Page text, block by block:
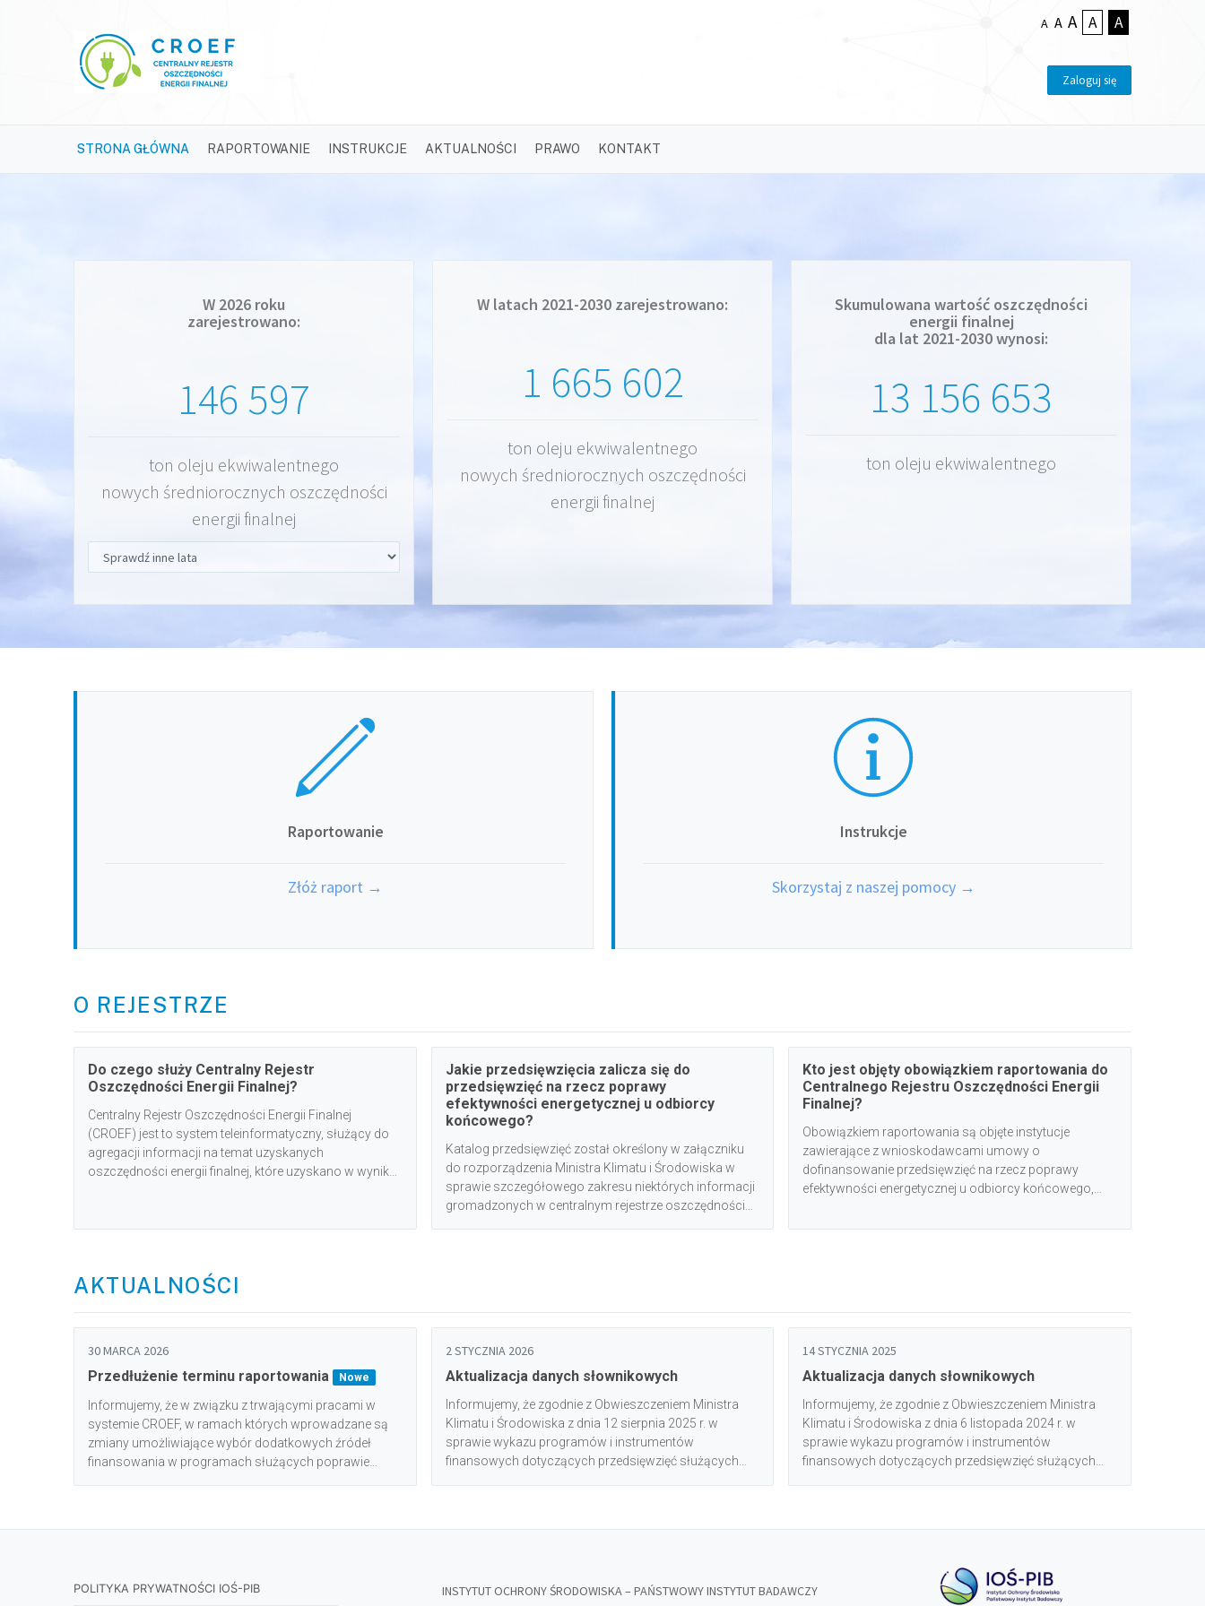
A A A A A
Zaloguj się
STRONA GŁÓWNA (CURRENT)
RAPORTOWANIE INSTRUKCJE AKTUALNOŚCI PRAWO KONTAKT
W 2026 roku
zarejestrowano:
146 597
ton oleju ekwiwalentnego
nowych średniorocznych oszczędności
energii finalnej
W latach 2021-2030 zarejestrowano:
1 665 602
ton oleju ekwiwalentnego
nowych średniorocznych oszczędności
energii finalnej
Skumulowana wartość oszczędności
energii finalnej
dla lat 2021-2030 wynosi:
13 156 653
ton oleju ekwiwalentnego
Raportowanie
Złóż raport →
Instrukcje
Skorzystaj z naszej pomocy →
O REJESTRZE
Do czego służy Centralny Rejestr
Oszczędności Energii Finalnej?
Centralny Rejestr Oszczędności Energii Finalnej
(CROEF) jest to system teleinformatyczny, służący do
agregacji informacji na temat uzyskanych
oszczędności energii finalnej, które uzyskano w wyniku
raportowania przedsięwzięć realizowanych w ramach
sprawie wykazu programów i instrumentów
ww. Obwieszczeniu, nie zostały objęte obowiązkiem
raportowania.
Jakie przedsięwzięcia zalicza się do
przedsięwzięć na rzecz poprawy
efektywności energetycznej u odbiorcy
końcowego?
Katalog przedsięwzięć został określony w załączniku
do rozporządzenia Ministra Klimatu i Środowiska w
sprawie szczegółowego zakresu niektórych informacji
gromadzonych w centralnym rejestrze oszczędności
Kto jest objęty obowiązkiem raportowania do
Centralnego Rejestru Oszczędności Energii
Finalnej?
Obowiązkiem raportowania są objęte instytucje
zawierające z wnioskodawcami umowy o
dofinansowanie przedsięwzięć na rzecz poprawy
efektywności energetycznej u odbiorcy końcowego,
AKTUALNOŚCI
30 MARCA 2026
Przedłużenie terminu raportowania Nowe
Informujemy, że w związku z trwającymi pracami w
systemie CROEF, w ramach których wprowadzane są
zmiany umożliwiające wybór dodatkowych źródeł
finansowania w programach służących poprawie
2 STYCZNIA 2026
Aktualizacja danych słownikowych
Informujemy, że zgodnie z Obwieszczeniem Ministra
Klimatu i Środowiska z dnia 12 sierpnia 2025 r. w
sprawie wykazu programów i instrumentów
finansowych dotyczących przedsięwzięć służących
Instrukcje (plik <a href="/files/Zalacznik_2_-
14 STYCZNIA 2025
Aktualizacja danych słownikowych
Informujemy, że zgodnie z Obwieszczeniem Ministra
Klimatu i Środowiska z dnia 6 listopada 2024 r. w
sprawie wykazu programów i instrumentów
finansowych dotyczących przedsięwzięć służących
wartości słownikowe są dostępne w zakładce
Instrukcje (plik Załącznik 2 - Słowniki).<br/>
POLITYKA PRYWATNOŚCI IOŚ-PIB INSTYTUT OCHRONY ŚRODOWISKA – PAŃSTWOWY INSTYTUT BADAWCZY